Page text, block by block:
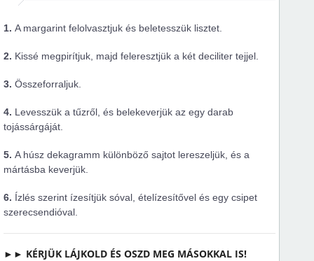
1. A margarint felolvasztjuk és beletesszük lisztet.
2. Kissé megpirítjuk, majd feleresztjük a két deciliter tejjel.
3. Összeforraljuk.
4. Levesszük a tűzről, és belekeverjük az egy darab
tojássárgáját.
5. A húsz dekagramm különböző sajtot lereszeljük, és a
mártásba keverjük.
6. Ízlés szerint ízesítjük sóval, ételízesítővel és egy csipet
szerecsendióval.
►► KÉRJÜK LÁJKOLD ÉS OSZD MEG MÁSOKKAL IS!